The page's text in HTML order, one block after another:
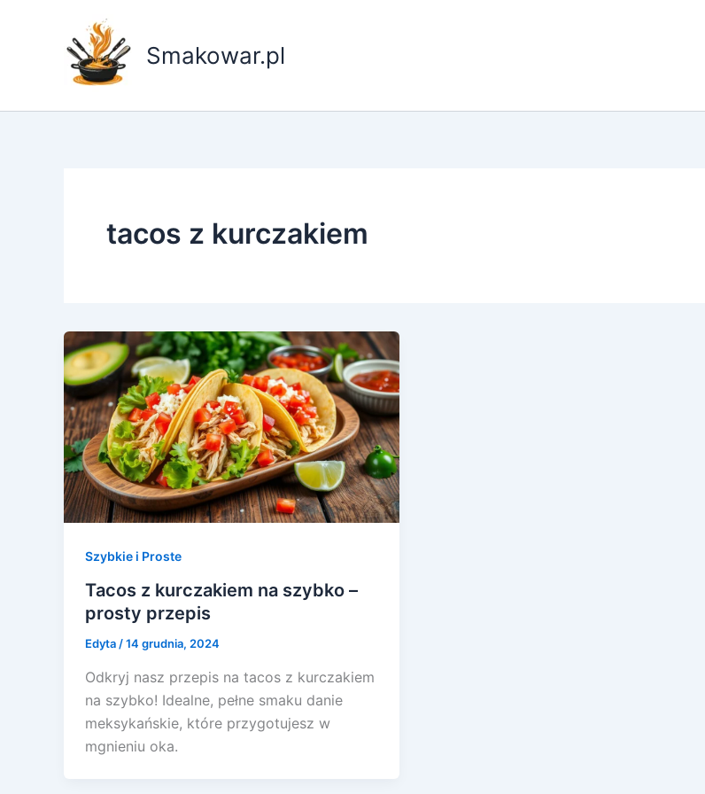
Smakowar.pl
tacos z kurczakiem
Szybkie i Proste
Tacos z kurczakiem na szybko –
prosty przepis
Edyta /14 grudnia, 2024
Odkryj nasz przepis na tacos z kurczakiem
na szybko! Idealne, pełne smaku danie
meksykańskie, które przygotujesz w
mgnieniu oka.